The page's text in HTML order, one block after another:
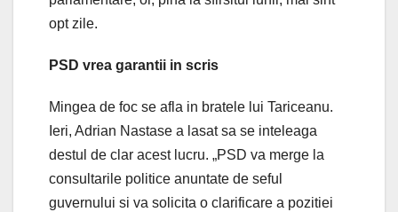
opt zile.
PSD vrea garantii in scris
Mingea de foc se afla in bratele lui Tariceanu.
Ieri, Adrian Nastase a lasat sa se inteleaga
destul de clar acest lucru. „PSD va merge la
consultarile politice anuntate de seful
guvernului si va solicita o clarificare a pozitiei